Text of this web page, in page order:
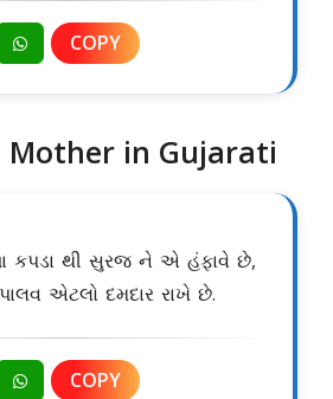
COPY
Mother in Gujarati
કપડા થી સુરજ ને એ હંફાવે છે,
પાલવ એટલો દમદાર રાખે છે.
COPY